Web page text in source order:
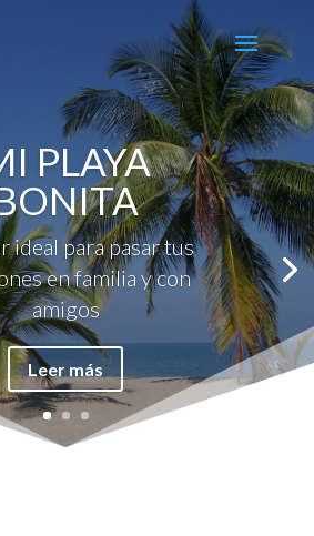
PLAYA
ideal para pasar tus
en familia y con
amigos
Leer más